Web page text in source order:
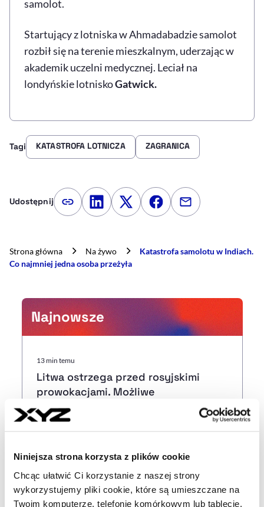
Niniejsza strona korzysta z plików cookie
Chcąc ułatwić Ci korzystanie z naszej strony
wykorzystujemy pliki cookie, które są umieszczane na
Twoim komputerze, telefonie komórkowym lub tablecie.
samolot.
Startujący z lotniska w Ahmadabadzie samolot
rozbił się na terenie mieszkalnym, uderzając w
akademik uczelni medycznej. Leciał na
londyńskie lotniskoGatwick.
Najnowsze
13 min temu
Litwa ostrzega przed rosyjskimi
prowokacjami. Możliwe
wykorzystanie ukraińskich dronów
Ceny złota są najwyższe od czerwca.
Jakie są prognozy analityków?
13:08
Tagi KATASTROFA LOTNICZA ZAGRANICA
Udostępnij Kopiuj link artykułu
Udostępnij na LinkedIn
Udostępnij na Twitterze
Udostępnij na
Udostępnij
Strona główna Na żywo
Katastrofa samolotu w Indiach.
Co najmniej jedna osoba przeżyła